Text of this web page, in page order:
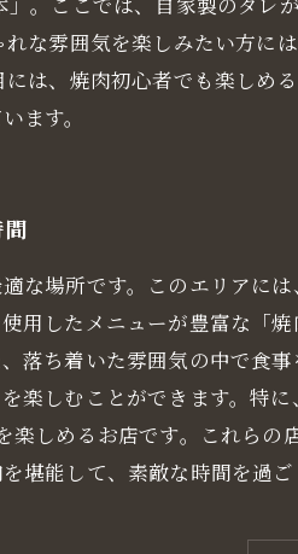
な雰囲気を楽しみたい方
は、焼肉初心者でも楽しめ
ます。
な場所です。このエリアに
用したメニューが豊富な「
落ち着いた雰囲気の中で食
楽しむことができます。特
楽しめるお店です。これら
堪能して、素敵な時間を過ご